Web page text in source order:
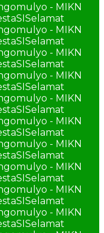
- MIKN
Selamat
- MIKN
Selamat
- MIKN
Selamat
- MIKN
Selamat
- MIKN
Selamat
- MIKN
Selamat
- MIKN
Selamat
- MIKN
Selamat
- MIKN
Selamat
- MIKN
Selamat